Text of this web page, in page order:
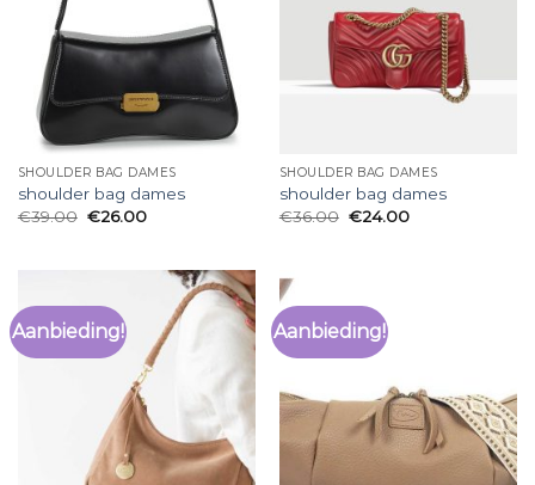
SHOULDER BAG DAMES
shoulder bag dames
€39.00 €26.00
SHOULDER BAG DAMES
shoulder bag dames
€36.00 €24.00
Aanbieding! Aanbieding!